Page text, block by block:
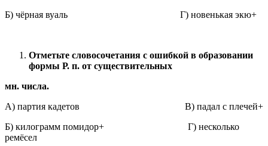
Б) чёрная вуаль Г) новенькая экю+
Отметьте словосочетания с ошибкой в образовании
формы Р. п. от существительных
мн. числа.
А) партия кадетов В) падал с плечей+
Б) килограмм помидор+ Г) несколько
ремёсел